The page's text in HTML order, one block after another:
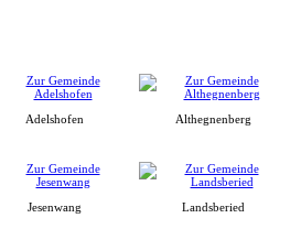
Adelshofen Althegnenberg
Jesenwang Landsberied